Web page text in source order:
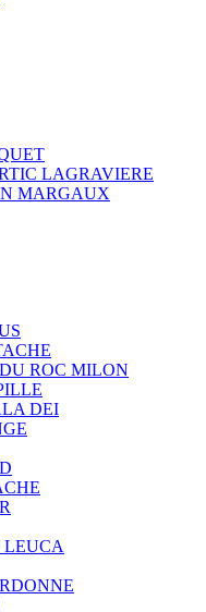
LAGRAVIERE
MARGAUX
ROC MILON
DEI
LEUCA